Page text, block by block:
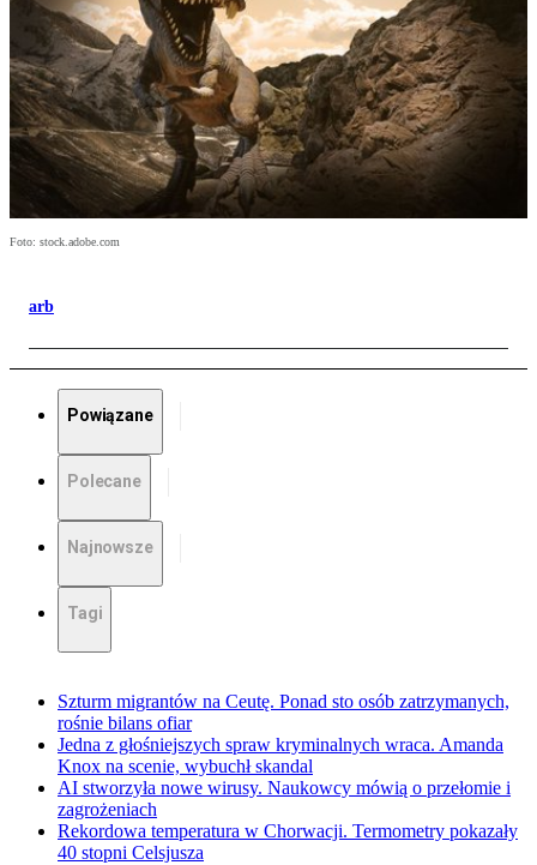
Foto: stock.adobe.com
arb
Powiązane
Polecane
Najnowsze
Tagi
Szturm migrantów na Ceutę. Ponad sto osób zatrzymanych,
rośnie bilans ofiar
Jedna z głośniejszych spraw kryminalnych wraca. Amanda
Knox na scenie, wybuchł skandal
AI stworzyła nowe wirusy. Naukowcy mówią o przełomie i
zagrożeniach
Rekordowa temperatura w Chorwacji. Termometry pokazały
40 stopni Celsjusza